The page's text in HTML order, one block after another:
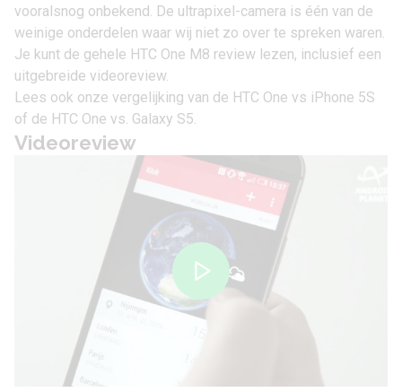
vooralsnog onbekend. De ultrapixel-camera is één van de
weinige onderdelen waar wij niet zo over te spreken waren.
Je kunt de gehele HTC One M8 review lezen, inclusief een
uitgebreide videoreview.
Lees ook onze vergelijking van de HTC One vs iPhone 5S
of de HTC One vs. Galaxy S5.
Videoreview